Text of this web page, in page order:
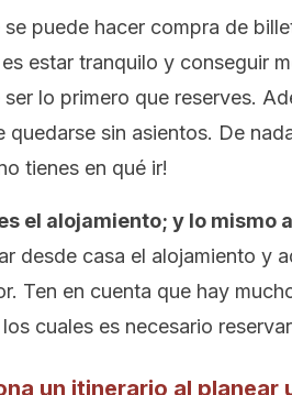
se puede hacer compra de
estar tranquilo y conseguir
lo primero que reserves.
quedarse sin asientos. De
tienes en qué ir!
el alojamiento; y lo mismo
desde casa el alojamiento y
Ten en cuenta que hay
cuales es necesario
un itinerario al planear